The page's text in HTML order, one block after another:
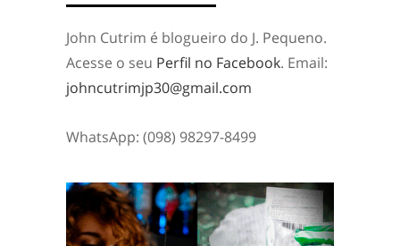
John Cutrim é blogueiro do J. Pequeno.
Acesse o seu Perfil no Facebook. Email:
johncutrimjp30@gmail.com
WhatsApp: (098) 98297-8499